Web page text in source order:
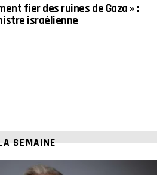
fier des ruines de Gaza » :
israélienne
SEMAINE